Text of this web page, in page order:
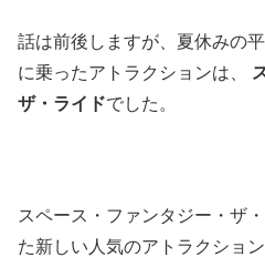
話は前後しますが、夏休みの
に乗ったアトラクションは、
ザ・ライドでした。
スペース・ファンタジー・ザ
た新しい人気のアトラクショ